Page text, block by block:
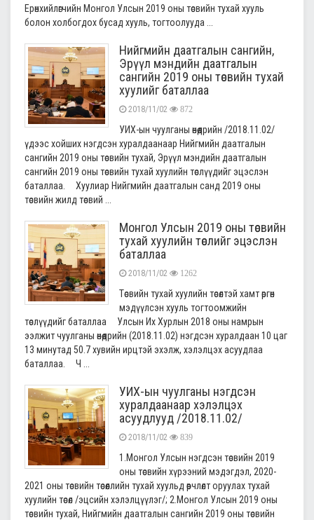
Ерөнхийлөгчийн Монгол Улсын 2019 оны төсвийн тухай хууль
болон холбогдох бусад хууль, тогтоолууда ...
Нийгмийн даатгалын сангийн,
Эрүүл мэндийн даатгалын
сангийн 2019 оны төсвийн тухай
хуулийг баталлаа
2018/11/02 872
УИХ-ын чуулганы өнөөдрийн /2018.11.02/
үдээс хойших нэгдсэн хуралдаанаар Нийгмийн даатгалын
сангийн 2019 оны төсвийн тухай, Эрүүл мэндийн даатгалын
сангийн 2019 оны төсвийн тухай хуулийн төслүүдийг эцэслэн
баталлаа. Хуулиар Нийгмийн даатгалын санд 2019 оны
төсвийн жилд төсвий ...
Монгол Улсын 2019 оны төсвийн
тухай хуулийн төслийг эцэслэн
баталлаа
2018/11/02 1262
Төсвийн тухай хуулийн төсөлтэй хамт өргөн
мэдүүлсэн хууль тогтоомжийн
төслүүдийг баталлаа Улсын Их Хурлын 2018 оны намрын
ээлжит чуулганы өнөөдрийн (2018.11.02) нэгдсэн хуралдаан 10 цаг
13 минутад 50.7 хувийн ирцтэй эхэлж, хэлэлцэх асуудлаа
баталлаа. Ч ...
УИХ-ын чуулганы нэгдсэн
хуралдаанаар хэлэлцэх
асуудлууд /2018.11.02/
2018/11/02 839
1.Монгол Улсын нэгдсэн төсвийн 2019
оны төсвийн хүрээний мэдэгдэл, 2020-
2021 оны төсвийн төсөөллийн тухай хуульд өөрчлөлт оруулах тухай
хуулийн төсөл /эцсийн хэлэлцүүлэг/; 2.Монгол Улсын 2019 оны
төсвийн тухай, Нийгмийн даатгалын сангийн 2019 оны төсвийн